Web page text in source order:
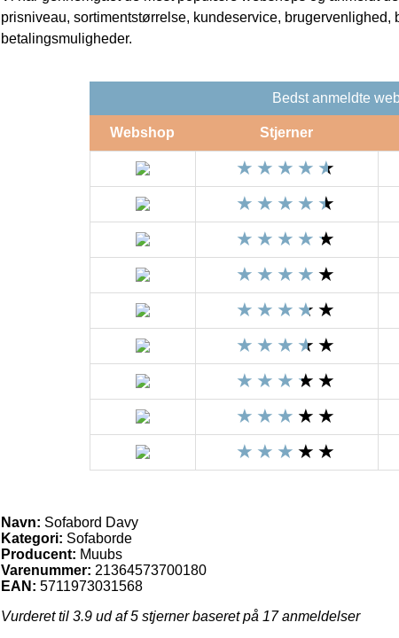
prisniveau, sortimentstørrelse, kundeservice, brugervenlighed,
betalingsmuligheder.
Bedst anmeldte
Webshop Stjerner
Navn: Sofabord Davy
Kategori: Sofaborde
Producent: Muubs
Varenummer: 21364573700180
EAN: 5711973031568
Vurderet til 3.9 ud af 5 stjerner baseret på 17anmeldelser